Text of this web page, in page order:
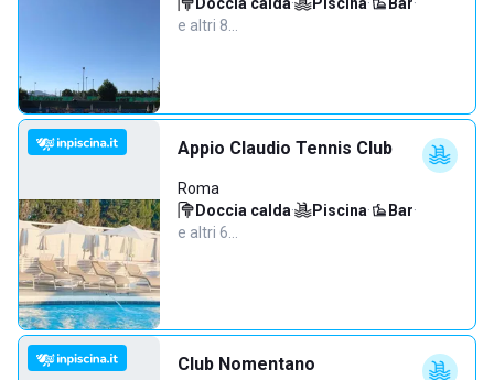
e altri 8…
Appio Claudio Tennis Club
Roma
Doccia calda· Piscina· Bar·
e altri 6…
Club Nomentano